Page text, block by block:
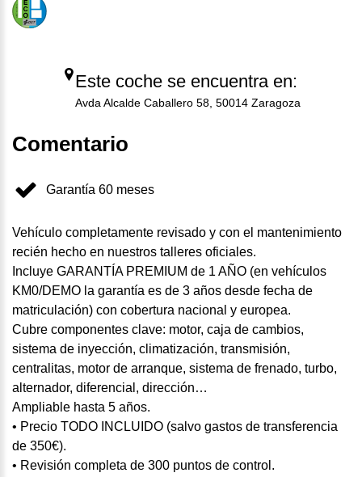
Este coche se encuentra en:
Avda Alcalde Caballero 58, 50014 Zaragoza
Comentario
Garantía 60 meses
Vehículo completamente revisado y con el mantenimiento
recién hecho en nuestros talleres oficiales.
Incluye GARANTÍA PREMIUM de 1 AÑO (en vehículos
KM0/DEMO la garantía es de 3 años desde fecha de
matriculación) con cobertura nacional y europea.
Cubre componentes clave: motor, caja de cambios,
sistema de inyección, climatización, transmisión,
centralitas, motor de arranque, sistema de frenado, turbo,
alternador, diferencial, dirección…
Ampliable hasta 5 años.
• Precio TODO INCLUIDO (salvo gastos de transferencia
de 350€).
• Revisión completa de 300 puntos de control.